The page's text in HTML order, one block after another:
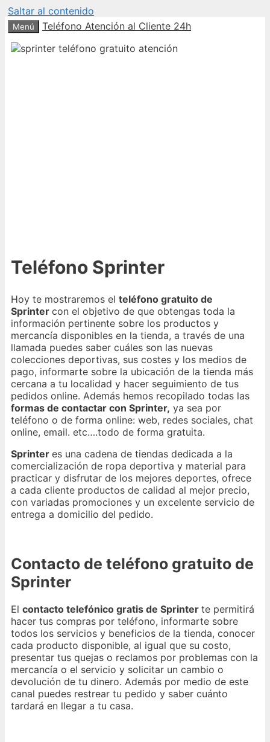
Saltar al contenido
Menú Teléfono Atención al Cliente 24h
Teléfono Sprinter
Hoy te mostraremos el teléfono gratuito de
Sprinter con el objetivo de que obtengas toda la
información pertinente sobre los productos y
mercancía disponibles en la tienda, a través de una
llamada puedes saber cuáles son las nuevas
colecciones deportivas, sus costes y los medios de
pago, informarte sobre la ubicación de la tienda más
cercana a tu localidad y hacer seguimiento de tus
pedidos online. Además hemos recopilado todas las
formas de contactar con Sprinter, ya sea por
teléfono o de forma online: web, redes sociales, chat
online, email. etc….todo de forma gratuita.
Sprinter es una cadena de tiendas dedicada a la
comercialización de ropa deportiva y material para
practicar y disfrutar de los mejores deportes, ofrece
a cada cliente productos de calidad al mejor precio,
con variadas promociones y un excelente servicio de
entrega a domicilio del pedido.
Contacto de teléfono gratuito de
Sprinter
El contacto telefónico gratis de Sprinter te permitirá
hacer tus compras por teléfono, informarte sobre
todos los servicios y beneficios de la tienda, conocer
cada producto disponible, al igual que su costo,
presentar tus quejas o reclamos por problemas con la
mercancía o el servicio y solicitar un cambio o
devolución de tu dinero. Además por medio de este
canal puedes restrear tu pedido y saber cuánto
tardará en llegar a tu casa.